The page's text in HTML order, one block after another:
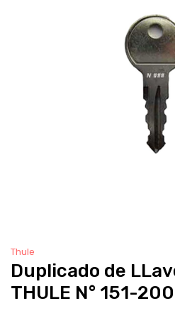
Thule
Duplicado de
THULE N° 151-200